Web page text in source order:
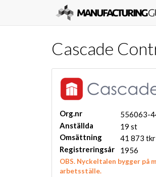
Cascade
Org.nr
556063-
Anställda
19 st
Omsättning
41 873 tkr
Registreringsår
1956
OBS. Nyckeltalen bygger på
arbetsställe.